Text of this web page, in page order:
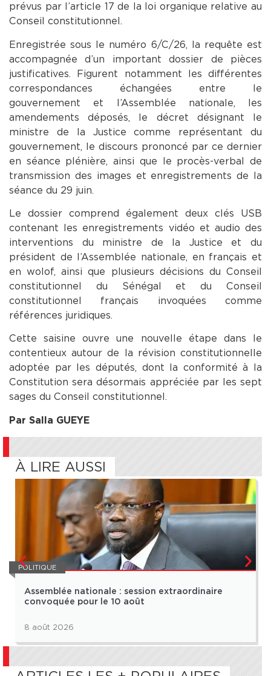
prévus par l’article 17 de la loi organique relative au
Conseil constitutionnel.
Enregistrée sous le numéro 6/C/26, la requête est
accompagnée d’un important dossier de pièces
justificatives. Figurent notamment les différentes
correspondances échangées entre le
gouvernement et l’Assemblée nationale, les
amendements déposés, le décret désignant le
ministre de la Justice comme représentant du
gouvernement, le discours prononcé par ce dernier
en séance plénière, ainsi que le procès-verbal de
transmission des images et enregistrements de la
séance du 29 juin.
Le dossier comprend également deux clés USB
contenant les enregistrements vidéo et audio des
interventions du ministre de la Justice et du
président de l’Assemblée nationale, en français et
en wolof, ainsi que plusieurs décisions du Conseil
constitutionnel du Sénégal et du Conseil
constitutionnel français invoquées comme
références juridiques.
Cette saisine ouvre une nouvelle étape dans le
contentieux autour de la révision constitutionnelle
adoptée par les députés, dont la conformité à la
Constitution sera désormais appréciée par les sept
sages du Conseil constitutionnel.
Par Salla GUEYE
À LIRE AUSSI
POLITIQUE
Assemblée nationale : session extraordinaire
convoquée pour le 10 août
8 août 2026